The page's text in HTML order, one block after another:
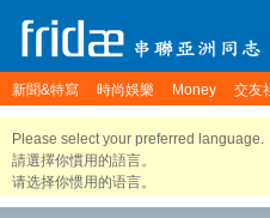
新聞&特寫 時尚娛樂 Money 交友
Please select your preferred language.
請選擇你慣用的語言。
请选择你惯用的语言。